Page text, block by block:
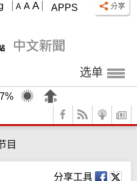
APPS
A A A
选单
目
分享工具